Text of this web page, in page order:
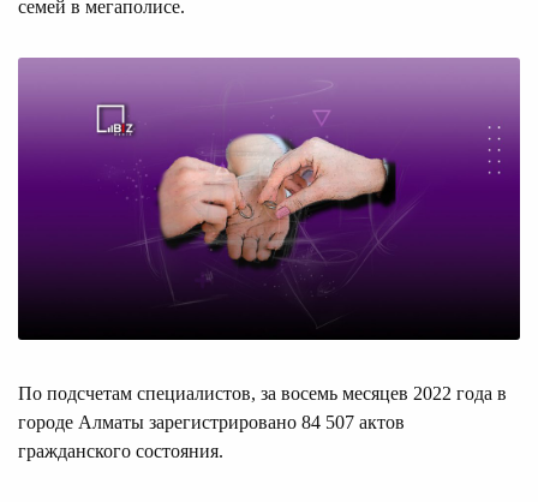
семей в мегаполисе.
По подсчетам специалистов, за восемь месяцев 2022 года в
городе Алматы зарегистрировано 84 507 актов
гражданского состояния.